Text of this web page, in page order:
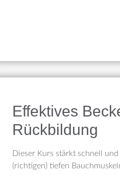
Effektives
Rückbildung
Dieser Kurs stärkt schnell
(richtigen) tiefen